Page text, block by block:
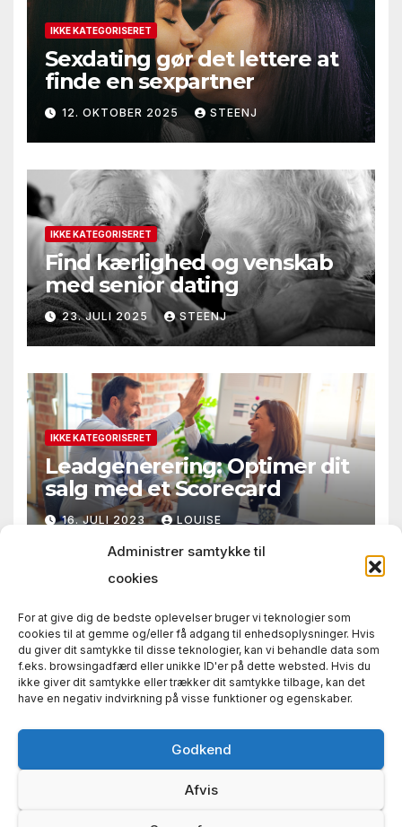
Administrer samtykke til
cookies
For at give dig de bedste oplevelser bruger vi teknologier som
cookies til at gemme og/eller få adgang til enhedsoplysninger. Hvis
du giver dit samtykke til disse teknologier, kan vi behandle data som
f.eks. browsingadfærd eller unikke ID'er på dette websted. Hvis du
ikke giver dit samtykke eller trækker dit samtykke tilbage, kan det
have en negativ indvirkning på visse funktioner og egenskaber.
Godkend
Afvis
IKKE KATEGORISERET
Sexdating gør det lettere at
finde en sexpartner
12. OKTOBER 2025 STEENJ
IKKE KATEGORISERET
Find kærlighed og venskab
med senior dating
23. JULI 2025 STEENJ
IKKE KATEGORISERET
Leadgenerering: Optimer dit
salg med et Scorecard
16. JULI 2023 LOUISE
Country Festival
Dejlige og festlige dage med musik